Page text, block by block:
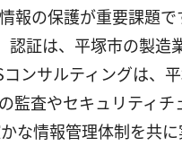
報の保護が重要課題で
認証は、平塚市の製造
ンサルティングは、
監査やセキュリティチ
な情報管理体制を共